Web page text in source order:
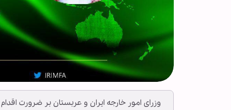
وزرای امور خارجه ایران و عربستان بر ضرورت